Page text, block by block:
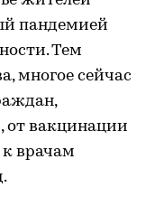
пандемией
Тем
многое сейчас
от вакцинации
врачам